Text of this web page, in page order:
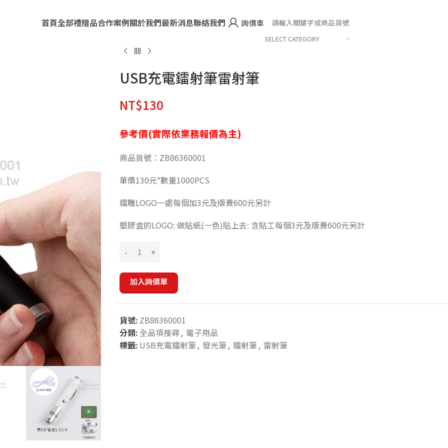
首頁全部禮贈品合作案例關於我們最新消息聯絡我們 詢價車
SELECT CATEGORY
USB充電鐳射筆雷射筆
NT$130
參考價(實際依業務報價為主)
商品貨號：ZB86360001
單價130元*數量1000PCS
鐳雕LOGO一處每個加3元及版費600元另計
塑膠盒的LOGO: 做貼紙(一色)貼上去: 含貼工每個3元及版費600元另計
加入詢價單
貨號: ZB86360001
分類: 全品項搜尋, 電子用品
標籤: USB充電鐳射筆, 發光筆, 鐳射筆, 雷射筆